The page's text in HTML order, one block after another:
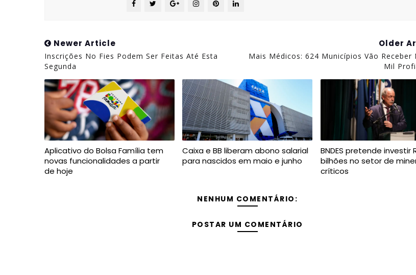
Newer Article
Inscrições No Fies Podem Ser Feitas Até Esta
Segunda
Older
Mais Médicos: 624 Municípios Vão Receber
Mil
Aplicativo do Bolsa Família tem
novas funcionalidades a partir
de hoje
Caixa e BB liberam abono salarial
para nascidos em maio e junho
BNDES pretende investir
bilhões no setor de
críticos
NENHUM COMENTÁRIO:
POSTAR UM COMENTÁRIO